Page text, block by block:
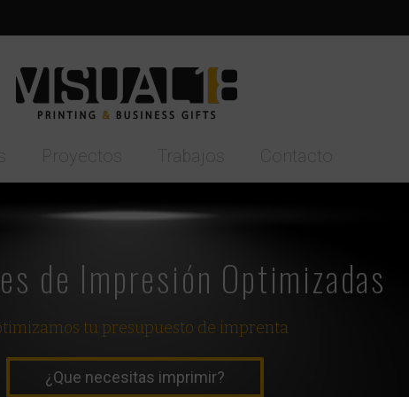
Proyectos Trabajos Contacto
de Impresión Optimizadas
tu presupuesto de imprenta
¿Que necesitas imprimir?